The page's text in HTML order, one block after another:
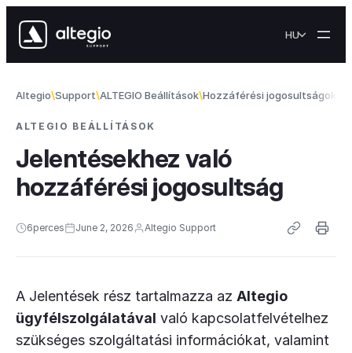
HU
Altegio Support ALTEGIO Beállítások Hozzáférési jogosultságok
ALTEGIO BEÁLLÍTÁSOK
Jelentésekhez való
hozzáférési jogosultság
6perces June 2, 2026 Altegio Support
A Jelentések rész tartalmazza az Altegio
ügyfélszolgálatával való kapcsolatfelvételhez
szükséges szolgáltatási információkat, valamint